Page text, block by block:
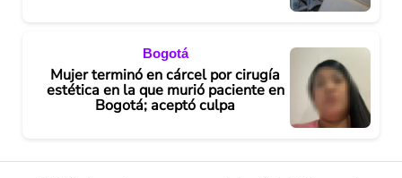
Bogotá
Mujer terminó en cárcel por cirugía
estética en la que murió paciente en
Bogotá; aceptó culpa